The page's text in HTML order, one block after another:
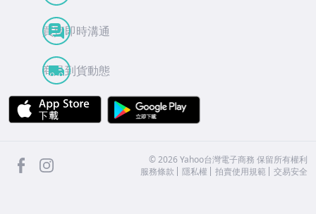
買賣即時溝通
商品到貨動態
APP Store
facebook ©2026 Yahoo台灣電子商務 保留所有權利
服務條款
隱私權 拍賣使用規範 交易安全